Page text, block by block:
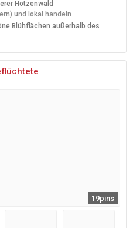
Hotzenwald
und lokal handeln
Blühflächen außerhalb des
19pins